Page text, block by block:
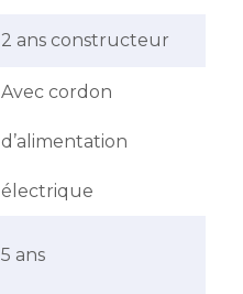
‎2 ans constructeur
‎Avec cordon
d’alimentation
électrique
‎5 ans